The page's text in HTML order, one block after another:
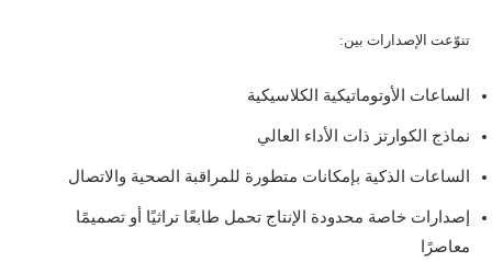
تنوّعت الإصدارات بين:
الساعات الأوتوماتيكية الكلاسيكية
نماذج الكوارتز ذات الأداء العالي
الساعات الذكية بإمكانات متطورة للمراقبة الصحية والاتصال
إصدارات خاصة محدودة الإنتاج تحمل طابعًا تراثيًا أو تصميمًا
معاصرًا